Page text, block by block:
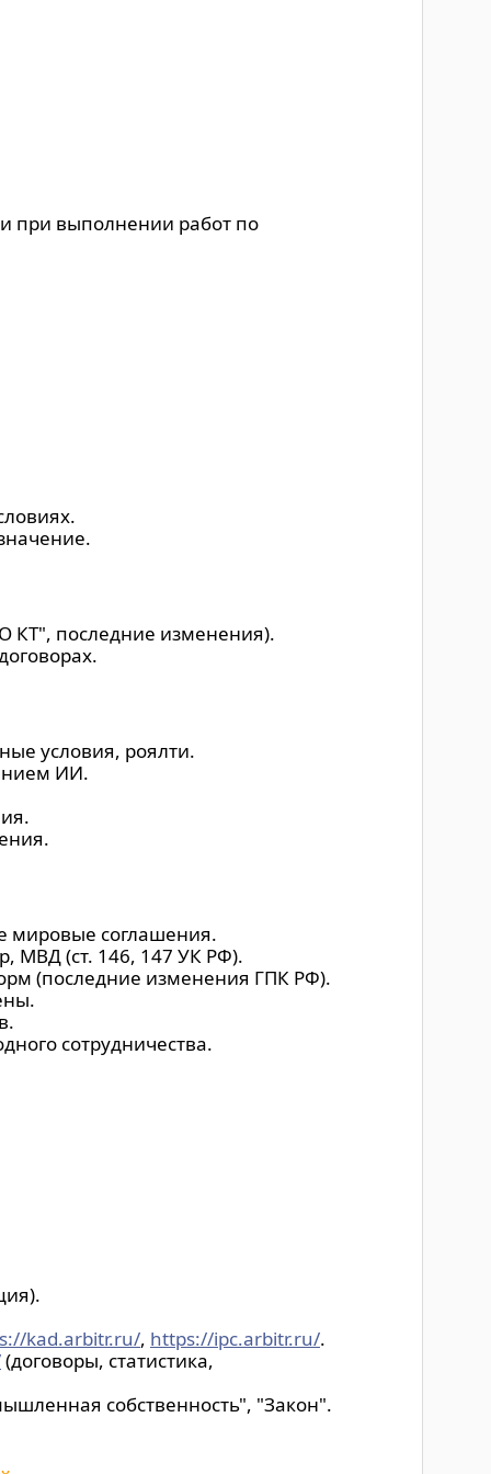
при выполнении работ по
КТ", последние изменения).
условия, роялти.
ИИ.
мировые соглашения.
МВД (ст. 146, 147 УК РФ).
(последние изменения ГПК РФ).
сотрудничества.
kad.arbitr.ru/, https://ipc.arbitr.ru/.
(договоры, статистика,
собственность", "Закон".